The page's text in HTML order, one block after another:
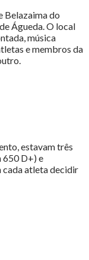
Belazaima do
Águeda. O local
música
e membros da
estavam três
650 D+) e
cada atleta decidir